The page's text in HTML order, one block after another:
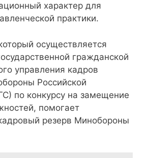
характер для
практики.
осуществляется
гражданской
управления кадров
Российской
по конкурсу на замещение
помогает
резерв Минобороны